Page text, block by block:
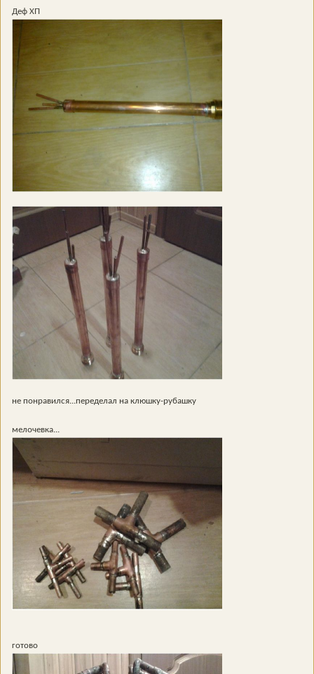
Деф ХП
не понравился...переделал на клюшку-рубашку
мелочевка...
готово